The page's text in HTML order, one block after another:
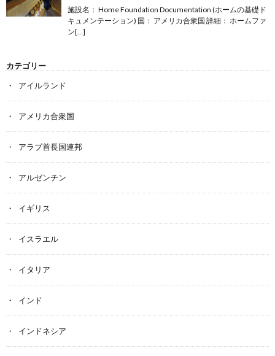
施設名： Home Foundation Documentation (ホームの基礎ド
キュメンテーション) 国： アメリカ合衆国 詳細： ホームファ
ン[…]
カテゴリー
アイルランド
アメリカ合衆国
アラブ首長国連邦
アルゼンチン
イギリス
イスラエル
イタリア
インド
インドネシア